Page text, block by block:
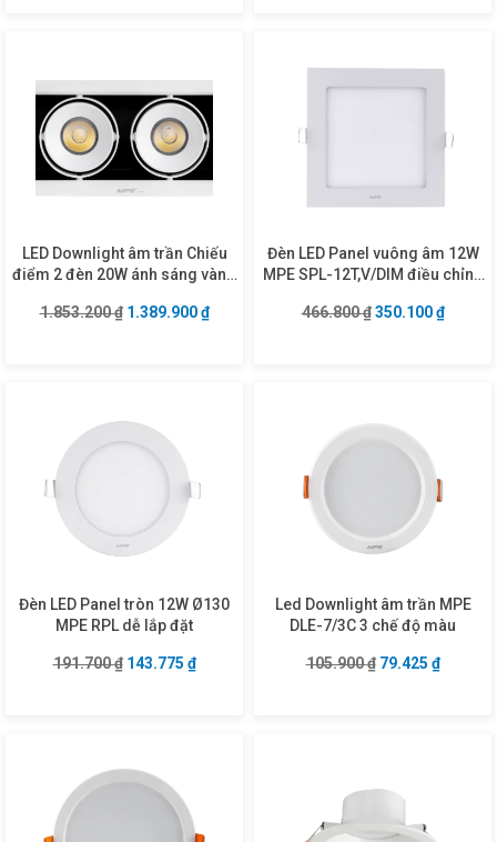
LED Downlight âm trần Chiếu
điểm 2 đèn 20W ánh sáng vàng
1.853.200₫ Giá gốc là: 1.853.200 ₫.
1.389.900₫Giá hiện tại là: 1.389.900 ₫.
Đèn LED Panel vuông âm 12W
MPE SPL-12T,V/DIM điều chỉnh
466.800₫ Giá gốc là:
350.100₫Giá
Đèn LED Panel tròn 12W Ø130
MPE RPL dễ lắp đặt
191.700₫ Giá gốc là: 191.700 ₫.
143.775 ₫Giá hiện tại là: 143.775 ₫.
Led Downlight âm trần MPE
DLE-7/3C 3 chế độ màu
105.900₫ Giá gốc là:
79.425 ₫Giá